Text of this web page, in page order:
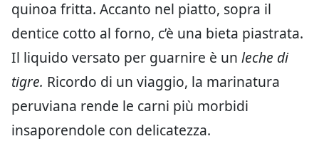
quinoa fritta. Accanto nel piatto, sopra il
dentice cotto al forno, c’è una bieta piastrata.
Il liquido versato per guarnire è un leche di
tigre. Ricordo di un viaggio, la marinatura
peruviana rende le carni più morbidi
insaporendole con delicatezza.